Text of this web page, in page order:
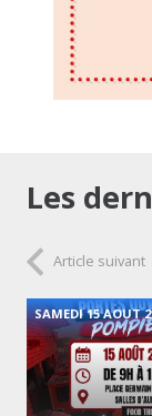
Les
Article suivant
SAMEDI 15 AOUT